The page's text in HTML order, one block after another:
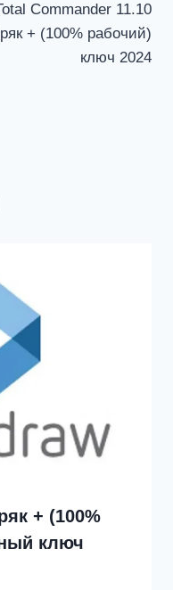
Commander 11.10
+ (100% рабочий)
ключ 2024
+ (100%
ключ